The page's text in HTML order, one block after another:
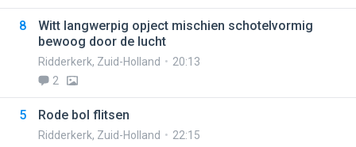
8
Witt langwerpig opject mischien schotelvormig
bewoog door de lucht
Ridderkerk, Zuid-Holland
20:13
2
5 Rode bol flitsen
Ridderkerk, Zuid-Holland
22:15